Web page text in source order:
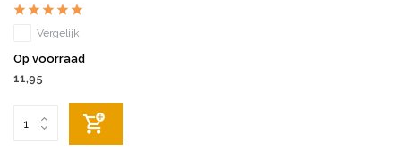
Vergelijk
Op voorraad
11,95